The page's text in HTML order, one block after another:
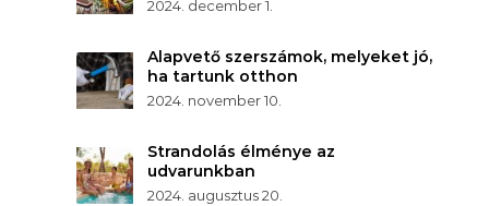
2024. december 1.
Alapvető szerszámok, melyeket jó,
ha tartunk otthon
2024. november 10.
Strandolás élménye az
udvarunkban
2024. augusztus 20.